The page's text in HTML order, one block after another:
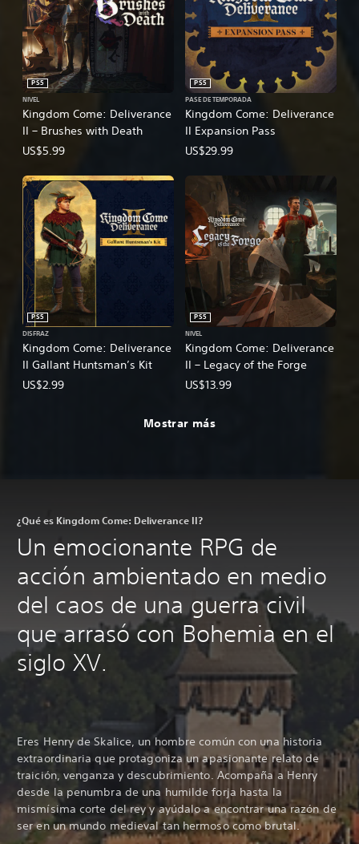
Kingdom Come: Deliverance
II – Brushes with Death
PS5
NIVEL
US$5.99
Kingdom Come: Deliverance
II Expansion Pass
PS5
PASE DE TEMPORADA
US$29.99
Kingdom Come: Deliverance
II Gallant Huntsman’s Kit
PS5
DISFRAZ
US$2.99
Kingdom Come: Deliverance
II – Legacy of the Forge
PS5
NIVEL
US$13.99
Mostrar más
¿Qué es Kingdom Come: Deliverance II?
Un emocionante RPG de
acción ambientado en medio
del caos de una guerra civil
que arrasó con Bohemia en el
siglo XV.
Eres Henry de Skalice, un hombre común con una historia
extraordinaria que protagoniza un apasionante relato de
traición, venganza y descubrimiento. Acompaña a Henry
desde la penumbra de una humilde forja hasta la
mismísima corte del rey y ayúdalo a encontrar una razón de
ser en un mundo medieval tan hermoso como brutal.